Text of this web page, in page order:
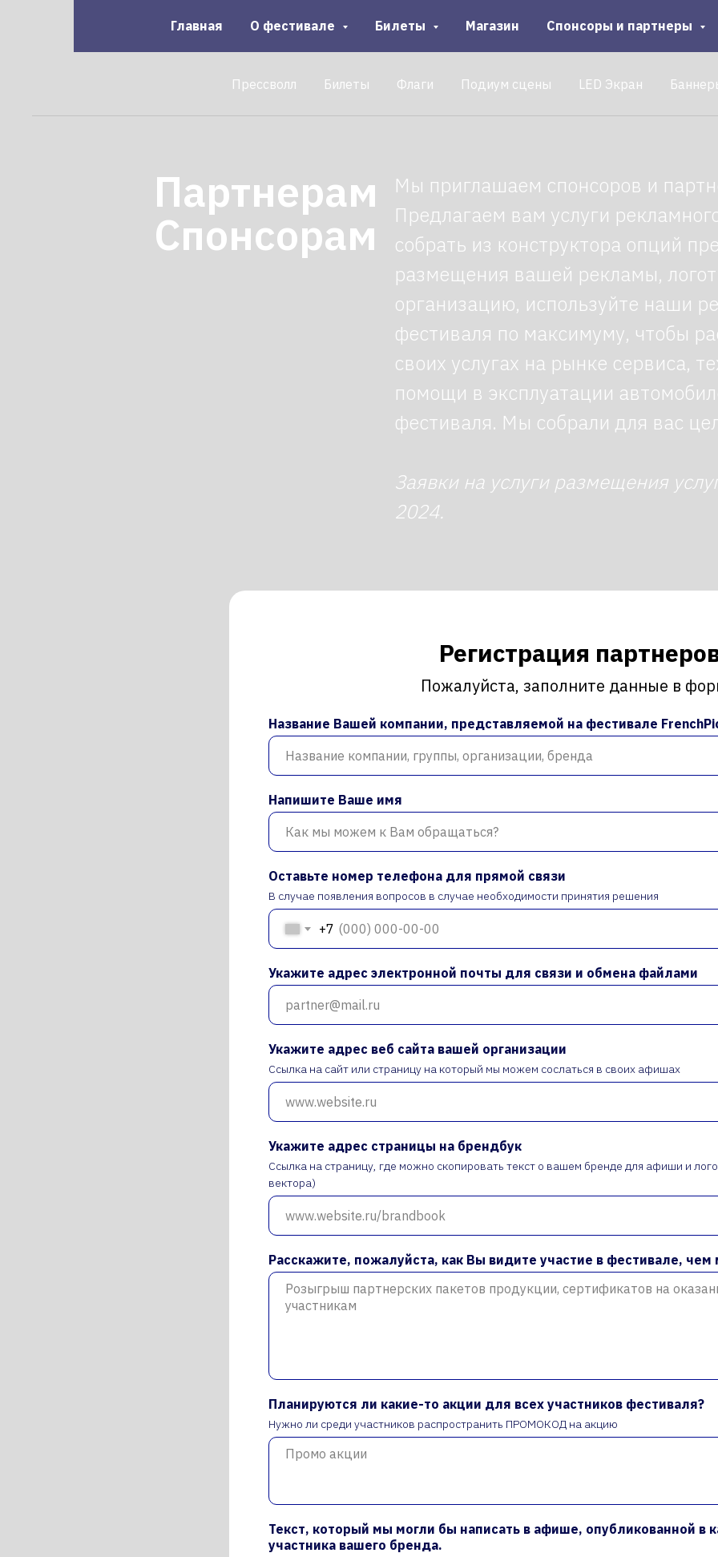
Главная О фестивале Билеты Магазин Спонсоры и партнеры
Прессволл Билеты Флаги Подиум сцены LED Экран
Партнерам
Спонсорам
Мы приглашаем спонсоров и
Предлагаем вам услуги
собрать из конструктора опций
размещения вашей рекламы,
организацию, используйте наши
фестиваля по максимуму, чтобы
своих услугах на рынке сервиса,
помощи в эксплуатации
фестиваля. Мы собрали для вас
Заявки на услуги размещения
2024.
Название Вашей компании, представляемой на фестивале
Напишите Ваше имя
Оставьте номер телефона для прямой связи
В случае появления вопросов в случае необходимости принятия решения
+7
Укажите адрес электронной почты для связи и обмена файлами
Укажите адрес веб сайта вашей организации
Ссылка на сайт или страницу на который мы можем сослаться в своих афишах
Укажите адрес страницы на брендбук
Ссылка на страницу, где можно скопировать текст о вашем бренде для афиши и
вектора)
Расскажите, пожалуйста, как Вы видите участие в фестивале,
Планируются ли какие-то акции для всех участников фестиваля?
Нужно ли среди участников распространить ПРОМОКОД на акцию
Текст, который мы могли бы написать в афише, опубликованной в
участника вашего бренда.
Регистрация
Пожалуйста, заполните данные в